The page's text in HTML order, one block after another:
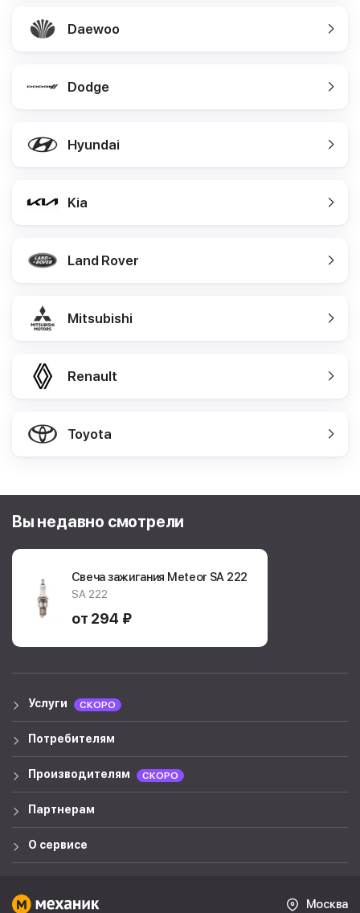
Daewoo
Dodge
Hyundai
Kia
Land Rover
Mitsubishi
Renault
Toyota
Вы недавно смотрели
Свеча зажигания Meteor SA 222
SA 222
от 294 ₽
Услуги СКОРО
Потребителям
Производителям СКОРО
Партнерам
О сервисе
Москва